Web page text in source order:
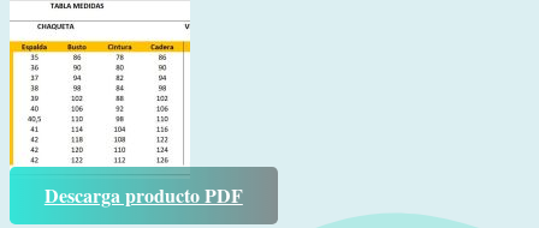
Descarga producto PDF